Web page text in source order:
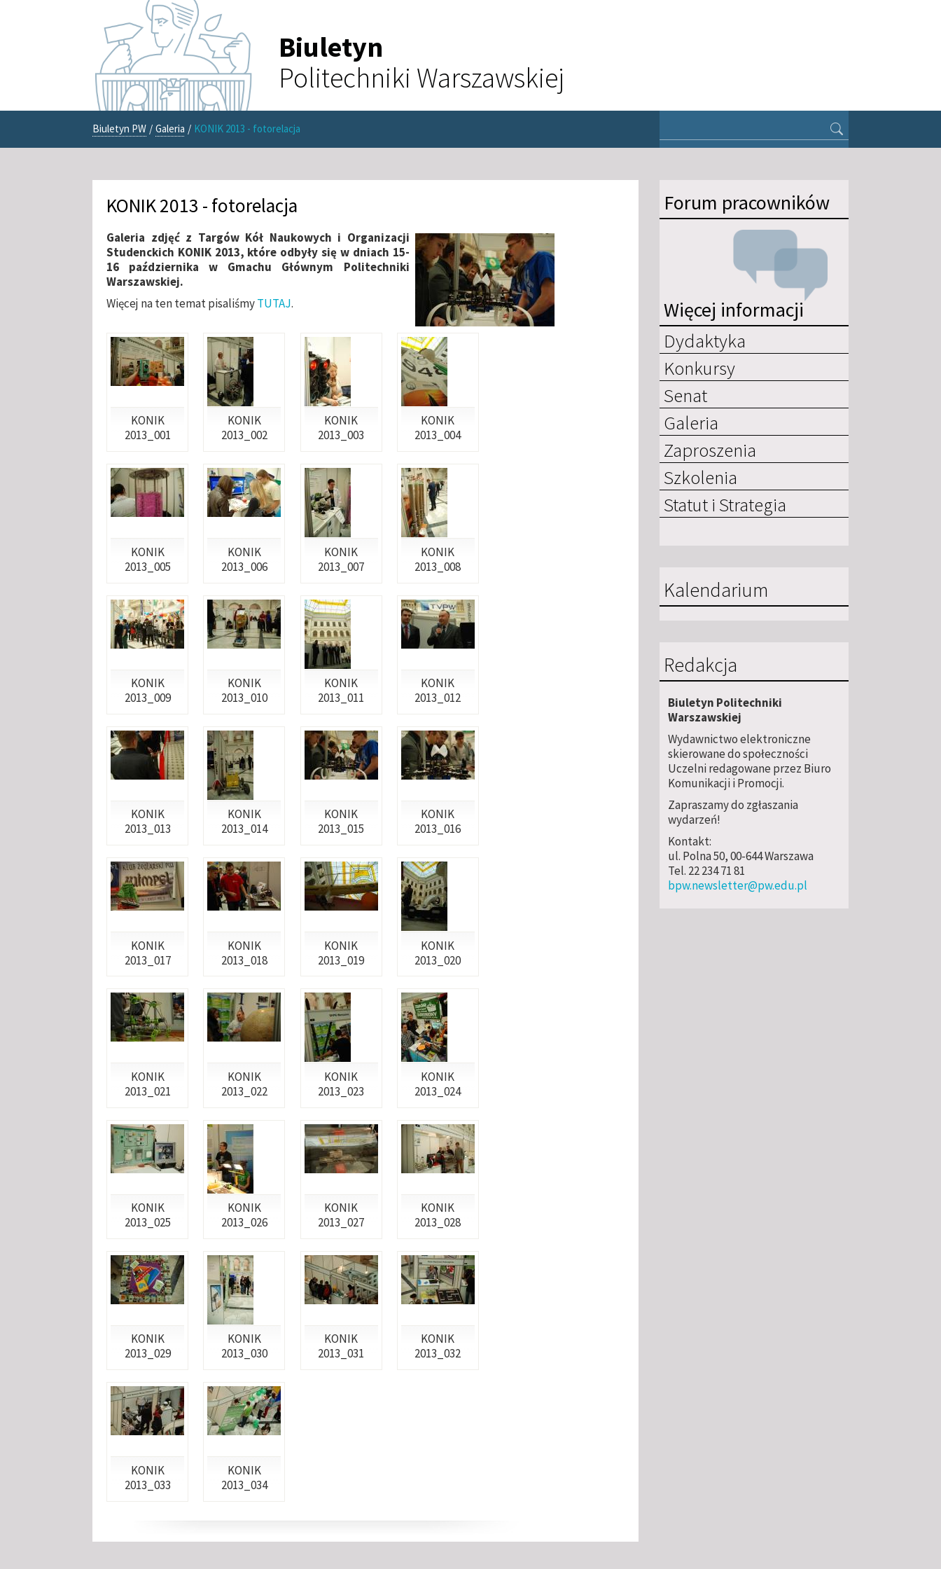
Biuletyn
Politechniki Warszawskiej
Biuletyn PW / Galeria / KONIK 2013 - fotorelacja
KONIK 2013 - fotorelacja
Galeria zdjęć z Targów Kół Naukowych i Organizacji
Studenckich KONIK 2013, które odbyły się w dniach 15-
16 października w Gmachu Głównym Politechniki
Warszawskiej.
Więcej na ten temat pisaliśmyTUTAJ.
KONIK
2013_001
KONIK
2013_002
KONIK
2013_003
KONIK
2013_004
KONIK
2013_005
KONIK
2013_006
KONIK
2013_007
KONIK
2013_008
KONIK
2013_009
KONIK
2013_010
KONIK
2013_011
KONIK
2013_012
KONIK
2013_013
KONIK
2013_014
KONIK
2013_015
KONIK
2013_016
KONIK
2013_017
KONIK
2013_018
KONIK
2013_019
KONIK
2013_020
KONIK
2013_021
KONIK
2013_022
KONIK
2013_023
KONIK
2013_024
KONIK
2013_025
KONIK
2013_026
KONIK
2013_027
KONIK
2013_028
KONIK
2013_029
KONIK
2013_030
KONIK
2013_031
KONIK
2013_032
KONIK
2013_033
KONIK
2013_034
Forum pracowników
Więcej informacji
Dydaktyka
Konkursy
Senat
Galeria
Zaproszenia
Szkolenia
Statut i Strategia
Kalendarium
Redakcja
Biuletyn Politechniki
Warszawskiej
Wydawnictwo elektroniczne
skierowane do społeczności
Uczelni redagowane przez Biuro
Komunikacji i Promocji.
Zapraszamy do zgłaszania
wydarzeń!
Kontakt:
ul. Polna 50, 00-644 Warszawa
Tel. 22 234 71 81
bpw.newsletter@pw.edu.pl